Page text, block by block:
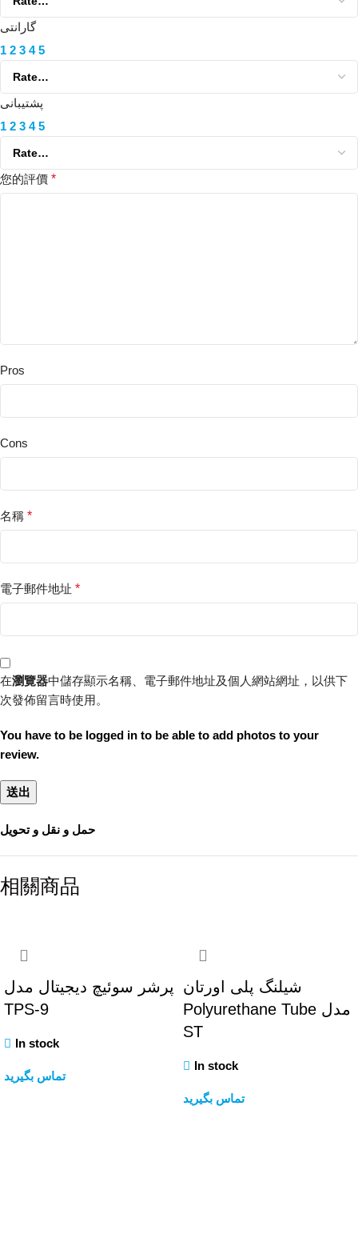
گارانتی
1 2 3 4 5
پشتیبانی
1 2 3 4 5
您的評價 *
Pros
Cons
名稱 *
電子郵件地址 *
在瀏覽器中儲存顯示名稱、電子郵件地址及個人網站網址，以供下
次發佈留言時使用。
You have to be logged in to be able to add photos to your
review.
حمل و نقل و تحویل
相關商品
پرشر سوئیچ دیجیتال مدل
TPS-9
In stock
تماس بگیرید
شیلنگ پلی اورتان
Polyurethane Tube مدل
ST
In stock
تماس بگیرید